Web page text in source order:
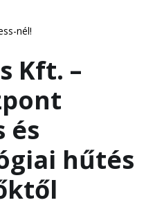
Kft. –
és
hűtés